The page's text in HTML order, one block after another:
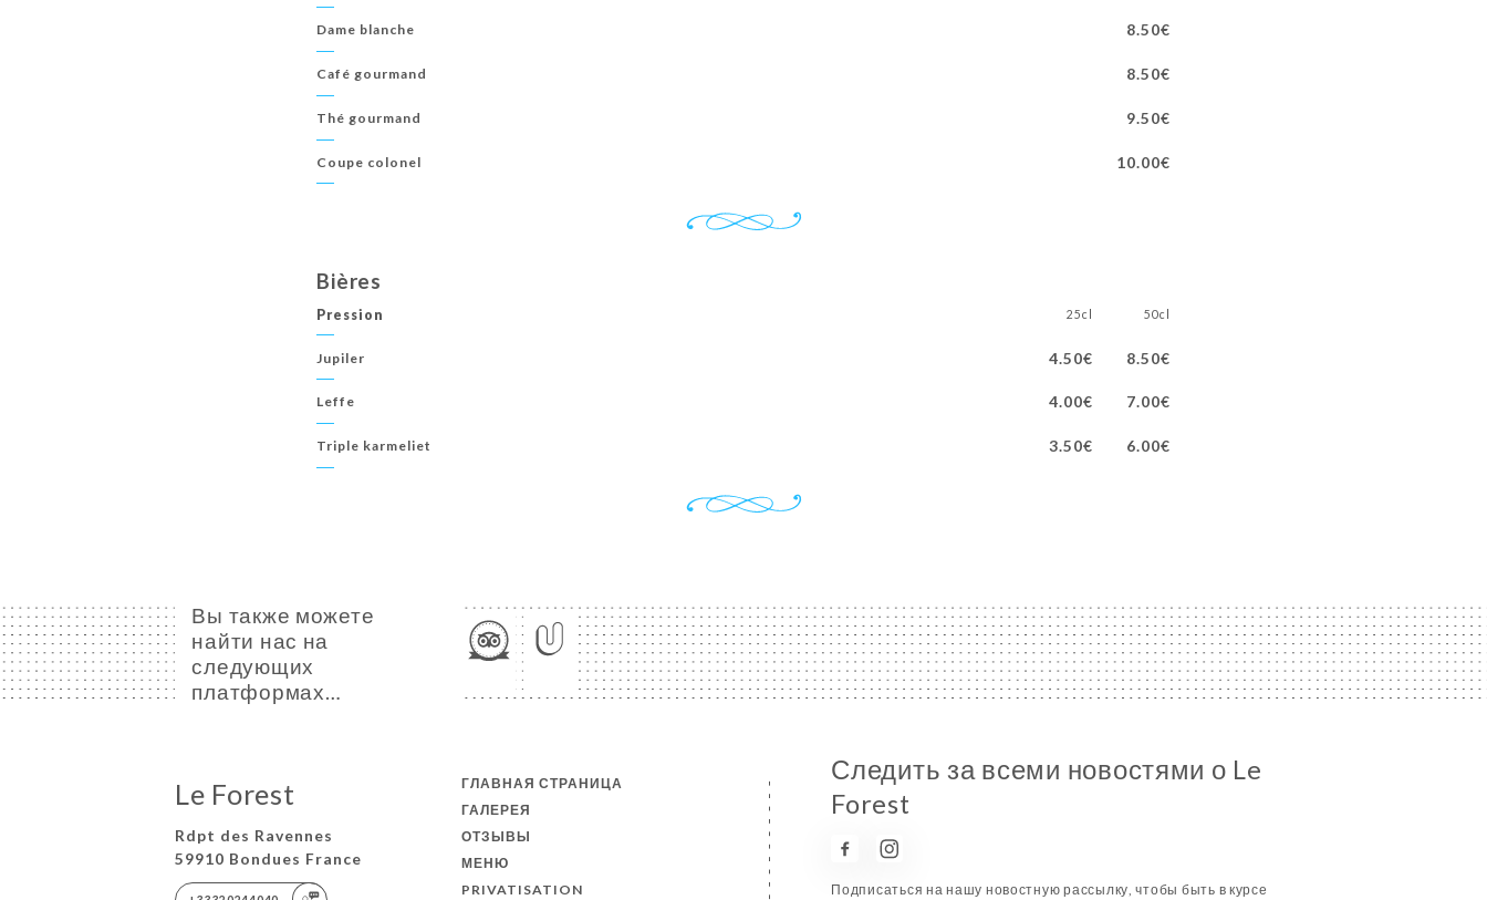
Dame blanche 8.50€
Café gourmand 8.50€
Thé gourmand 9.50€
Coupe colonel 10.00€
Bières
Pression 25cl 50cl
Jupiler 4.50€ 8.50€
Leffe 4.00€ 7.00€
Triple karmeliet 3.50€ 6.00€
Вы также можете
найти нас на
следующих
платформах…
Le Forest
Rdpt des Ravennes
59910 Bondues France
ГЛАВНАЯ СТРАНИЦА
ГАЛЕРЕЯ
ОТЗЫВЫ
МЕНЮ
PRIVATISATION
Следить за всеми новостями о Le
Forest
Подписаться на нашу новостную рассылку, чтобы быть в курсе